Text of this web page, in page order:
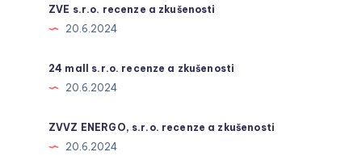
ZVE s.r.o. recenze a zkušenosti
20.6.2024
24 mall s.r.o. recenze a zkušenosti
20.6.2024
ZVVZ ENERGO, s.r.o. recenze a zkušenosti
20.6.2024